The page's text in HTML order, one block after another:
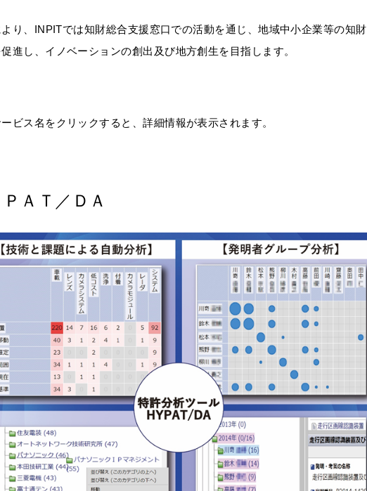
より、INPITでは知財総合支援窓口での活動を通じ、地域中小企業等の知財
進し、イノベーションの創出及び地方創生を目指します。
ビス名をクリックすると、詳細情報が表示されます。
ＰＡＴ／ＤＡ